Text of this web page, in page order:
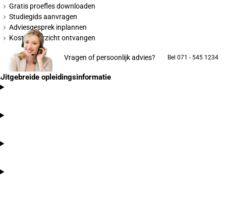
Gratis proefles downloaden
Studiegids aanvragen
Adviesgesprek inplannen
Kostenoverzicht ontvangen
Vragen of persoonlijk advies? Bel 071 - 545 1234
Uitgebreide opleidingsinformatie